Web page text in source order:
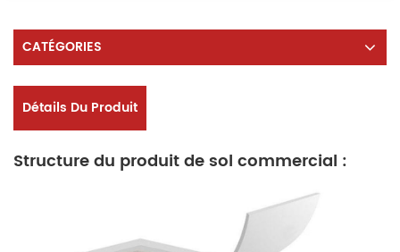
CATÉGORIES
Détails Du Produit
Structure du produit de sol commercial :